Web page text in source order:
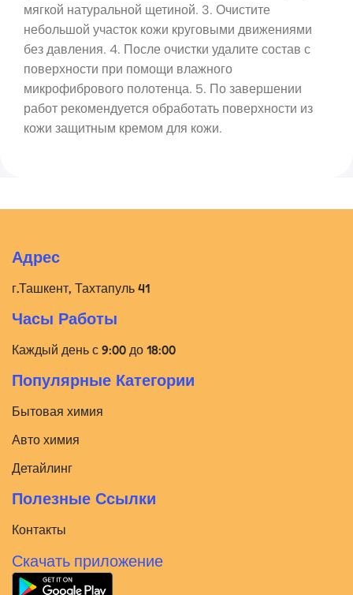
мягкой натуральной щетиной. 3. Очистите
небольшой участок кожи круговыми движениями
без давления. 4. После очистки удалите состав с
поверхности при помощи влажного
микрофибрового полотенца. 5. По завершении
работ рекомендуется обработать поверхности из
кожи защитным кремом для кожи.
Адрес
г.Ташкент, Тахтапуль 41
Часы Работы
Каждый день с 9:00 до 18:00
Популярные Категории
Бытовая химия
Авто химия
Детайлинг
Полезные Ссылки
Контакты
Скачать приложение